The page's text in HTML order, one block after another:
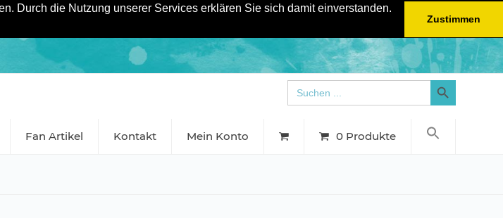
Durch die Nutzung unserer Services erklären Sie sich damit einverstanden.
Zustimmen
Search
for:
Search Button
Fan Artikel Kontakt Mein Konto 0 Produkte